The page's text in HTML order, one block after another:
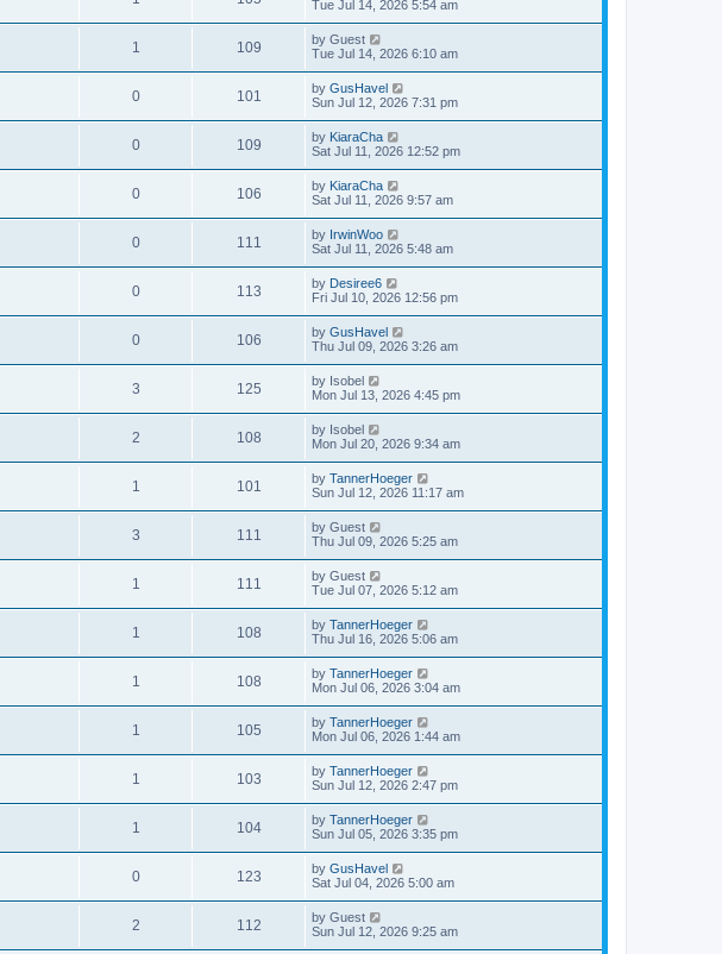
Tue Jul 14, 2026 5:54 am
1 109 by Guest
Tue Jul 14, 2026 6:10 am
0 101 by GusHavel
Sun Jul 12, 2026 7:31 pm
0 109 by KiaraCha
Sat Jul 11, 2026 12:52 pm
0 106 by KiaraCha
Sat Jul 11, 2026 9:57 am
0 111 by IrwinWoo
Sat Jul 11, 2026 5:48 am
0 113 by Desiree6
Fri Jul 10, 2026 12:56 pm
0 106 by GusHavel
Thu Jul 09, 2026 3:26 am
3 125 by Isobel
Mon Jul 13, 2026 4:45 pm
2 108 by Isobel
Mon Jul 20, 2026 9:34 am
1 101 by TannerHoeger
Sun Jul 12, 2026 11:17 am
3 111 by Guest
Thu Jul 09, 2026 5:25 am
1 111 by Guest
Tue Jul 07, 2026 5:12 am
1 108 by TannerHoeger
Thu Jul 16, 2026 5:06 am
1 108 by TannerHoeger
Mon Jul 06, 2026 3:04 am
1 105 by TannerHoeger
Mon Jul 06, 2026 1:44 am
1 103 by TannerHoeger
Sun Jul 12, 2026 2:47 pm
1 104 by TannerHoeger
Sun Jul 05, 2026 3:35 pm
0 123 by GusHavel
Sat Jul 04, 2026 5:00 am
2 112 by Guest
Sun Jul 12, 2026 9:25 am